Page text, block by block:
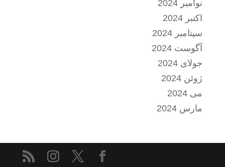
نوامبر 2024
اکتبر 2024
سپتامبر 2024
آگوست 2024
جولای 2024
ژوئن 2024
می 2024
مارس 2024